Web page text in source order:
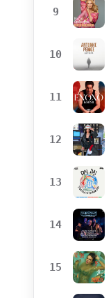
9
10
11
12
13
14
15